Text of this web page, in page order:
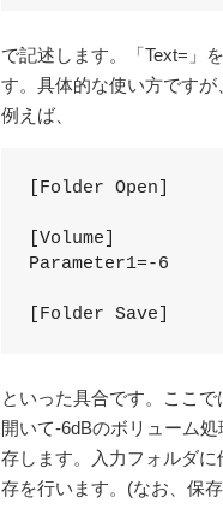
で記述します。「Text=」
す。具体的な使い方ですが
例えば、
[Folder Open]
[Volume]
Parameter1=-6
[Folder Save]
といった具合です。ここ
開いて-6dBのボリューム
存します。入力フォルダ
存を行います。(なお、保